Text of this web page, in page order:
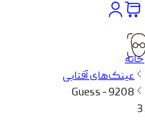
خانه
عینک‌های آفتابی
Guess - 9208